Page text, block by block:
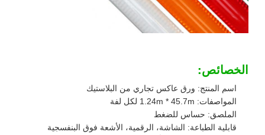
الخصائص:
اسم المنتج: ورق عاكس تجاري من البلاستيك
المواصفات: 1.24m * 45.7m لكل لفة
الملصق: حساس للضغط
قابلية الطباعة: الشاشة، الرقمية، الأشعة فوق البنفسجية